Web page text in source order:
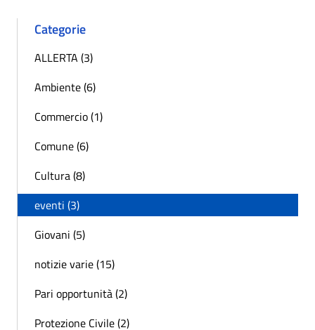
Categorie
ALLERTA (3)
Ambiente (6)
Commercio (1)
Comune (6)
Cultura (8)
eventi (3)
Giovani (5)
notizie varie (15)
Pari opportunità (2)
Protezione Civile (2)